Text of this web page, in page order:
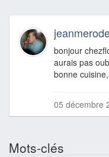
bonjour
aurais pas
bonne
05 décembre
Mots-clés